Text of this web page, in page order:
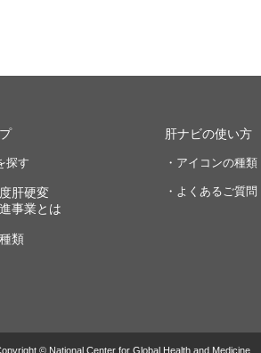
探す
肝硬変
事業とは
類
肝ナビの使い方
・アイコンの種類
・よくあるご質問
© National Center for Global Health and Medicine.